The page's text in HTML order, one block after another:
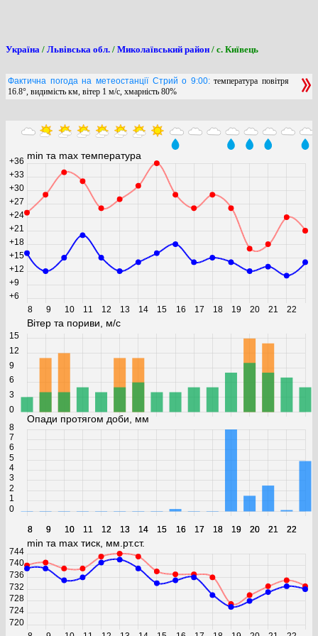
Україна / Львівська обл. / Миколаївський район / с. Київець
Фактична погода на метеостанції Стрий о 9:00:температура повітря
16.8°, видимість км, вітер 1 м/с, хмарність 80%
min та max температура
8 9 10 11 12 13 14 15 16 17 18 19 20 21 22
+6
+9
+12
+15
+18
+21
+24
+27
+30
+33
+36
Вітер та пориви, м/с
8 9 10 11 12 13 14 15 16 17 18 19 20 21 22
0
3
6
9
12
15
Опади протягом доби, мм
8 9 10 11 12 13 14 15 16 17 18 19 20 21 22
0
1
2
3
4
5
6
7
8
min та max тиск, мм.рт.ст.
720
724
728
732
736
740
744